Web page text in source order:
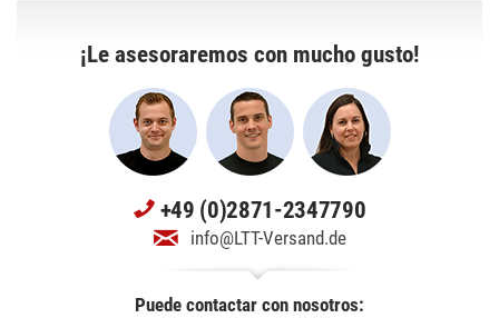
¡Le asesoraremos con mucho gusto!
+49 (0)2871-2347790
info@LTT-Versand.de
Puede contactar con nosotros: